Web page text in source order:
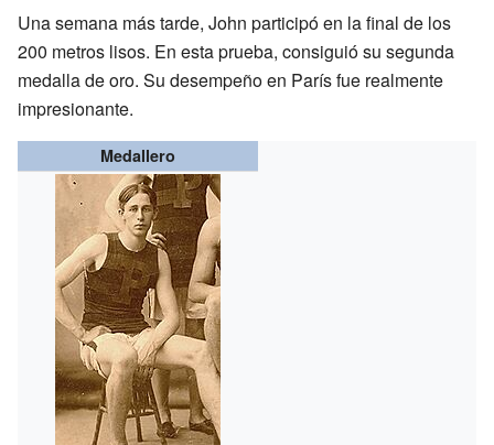
Una semana más tarde, John participó en la final de los
200 metros lisos. En esta prueba, consiguió su segunda
medalla de oro. Su desempeño en París fue realmente
impresionante.
Medallero